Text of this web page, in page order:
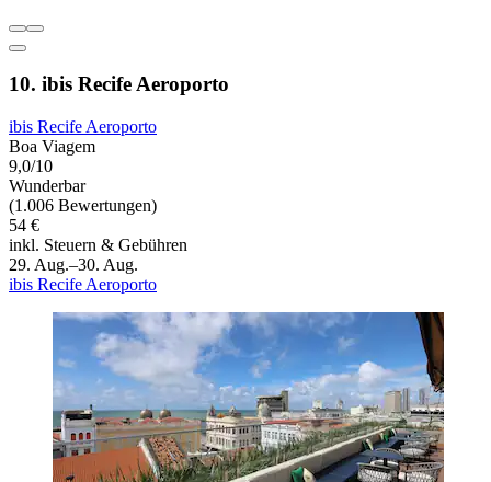
10. ibis Recife Aeroporto
ibis Recife Aeroporto
Boa Viagem
9,0/10
Wunderbar
(1.006 Bewertungen)
54 €
inkl. Steuern & Gebühren
29. Aug.–30. Aug.
ibis Recife Aeroporto